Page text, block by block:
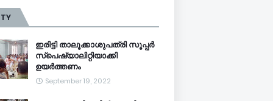
ഇരിട്ടി താലൂക്കാശുപത്രി സൂപ്പർ
സ്‌പെഷ്യാലിറ്റിയാക്കി
ഉയർത്തണം
September 19, 2022